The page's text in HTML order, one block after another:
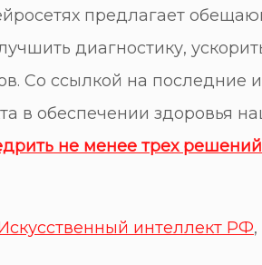
предлагает
диагностику,
Со ссылкой на последние
в обеспечении здоровья
не менее трех
интеллект РФ